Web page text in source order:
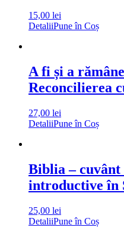
15,00 lei
DetaliiPune în Coș
A fi și a
Reconcilierea
27,00 lei
DetaliiPune în Coș
Biblia – cuvânt
introductive în
25,00 lei
DetaliiPune în Coș